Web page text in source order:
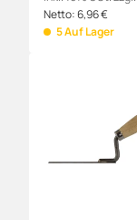
Netto:6,96€
5 Auf Lager